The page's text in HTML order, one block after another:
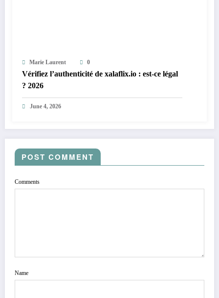
Marie Laurent 0
Vérifiez l’authenticité de xalaflix.io : est-ce légal
? 2026
June 4, 2026
POST COMMENT
Comments
Name